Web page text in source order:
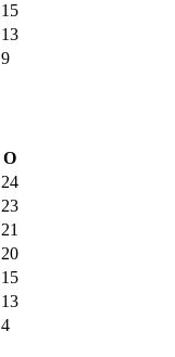
15
13
9
О
24
23
21
20
15
13
4